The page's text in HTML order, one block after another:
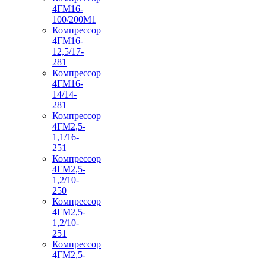
4ГМ16-
100/200М1
Компрессор
4ГМ16-
12,5/17-
281
Компрессор
4ГМ16-
14/14-
281
Компрессор
4ГМ2,5-
1,1/16-
251
Компрессор
4ГМ2,5-
1,2/10-
250
Компрессор
4ГМ2,5-
1,2/10-
251
Компрессор
4ГМ2,5-